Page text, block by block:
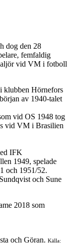
dog den 28
femfaldig
vid VM i fotboll
klubben Hörnefors
av 1940-talet
vid OS 1948 tog
vid VM i Brasilien
IFK
1949, spelade
och 1951/52.
och Sune
2018 som
och Göran. Källa: